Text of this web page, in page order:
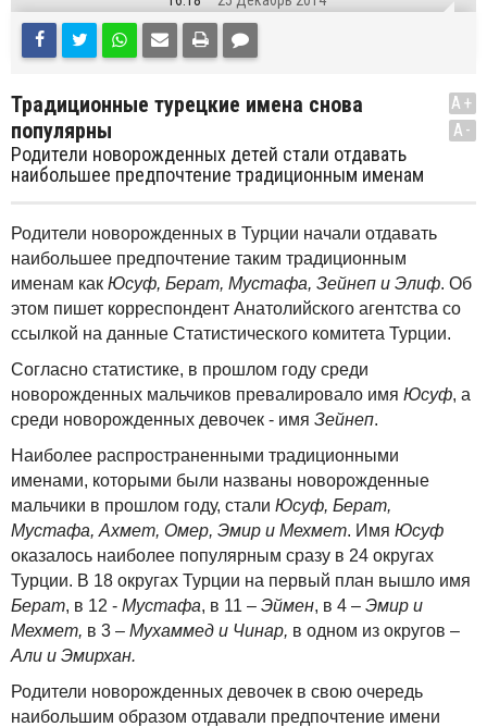
Традиционные турецкие имена снова
популярны
Родители новорожденных детей стали отдавать
наибольшее предпочтение традиционным именам
A+
A-
Родители новорожденных в Турции начали отдавать
наибольшее предпочтение таким традиционным
именам как Юсуф, Берат, Мустафа, Зейнеп и Элиф. Об
этом пишет корреспондент Анатолийского агентства со
ссылкой на данные Статистического комитета Турции.
Согласно статистике, в прошлом году среди
новорожденных мальчиков превалировало имя Юсуф, а
среди новорожденных девочек - имя Зейнеп.
Наиболее распространенными традиционными
именами, которыми были названы новорожденные
мальчики в прошлом году, стали Юсуф, Берат,
Мустафа, Ахмет, Омер, Эмир и Мехмет. Имя Юсуф
оказалось наиболее популярным сразу в 24 округах
Турции. В 18 округах Турции на первый план вышло имя
Берат, в 12 - Мустафа, в 11 – Эймен, в 4 – Эмир и
Мехмет, в 3 – Мухаммед и Чинар, в одном из округов –
Али и Эмирхан.
Родители новорожденных девочек в свою очередь
наибольшим образом отдавали предпочтение имени